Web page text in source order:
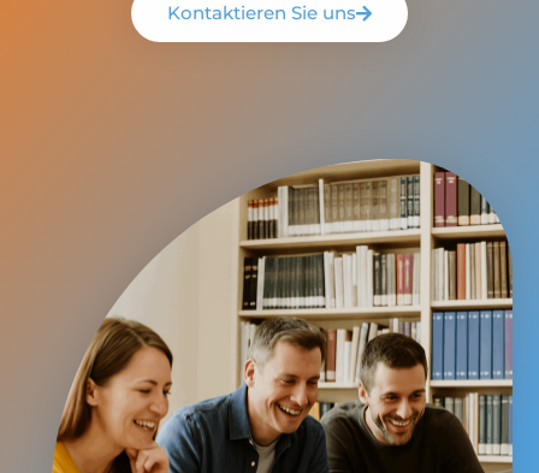
Kontaktieren Sie uns